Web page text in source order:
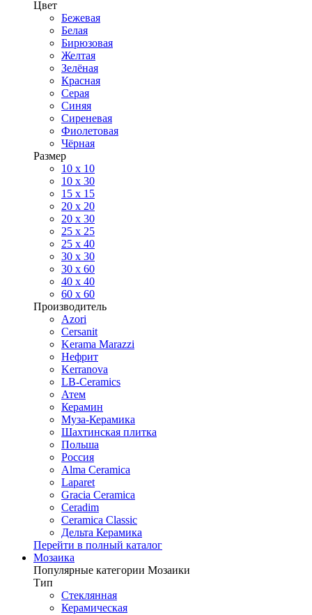
Цвет
Бежевая
Белая
Бирюзовая
Желтая
Зелёная
Красная
Серая
Синяя
Сиреневая
Фиолетовая
Чёрная
Размер
10 х 10
10 x 30
15 x 15
20 х 20
20 x 30
25 x 25
25 x 40
30 x 30
30 х 60
40 х 40
60 х 60
Производитель
Azori
Cersanit
Kerama Marazzi
Нефрит
Kerranova
LB-Ceramics
Атем
Керамин
Муза-Керамика
Шахтинская плитка
Польша
Россия
Alma Ceramica
Laparet
Gracia Ceramica
Ceradim
Ceramica Classic
Дельта Керамика
Перейти в полный каталог
Мозаика
Популярные категории Мозаики
Тип
Стеклянная
Керамическая